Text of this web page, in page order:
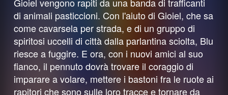
di animali pasticcioni. Con l'aiuto di Gioiel, che sa
come cavarsela per strada, e di un gruppo di
spiritosi uccelli di città dalla parlantina sciolta, Blu
riesce a fuggire. E ora, con i nuovi amici al suo
fianco, il pennuto dovrà trovare il coraggio di
imparare a volare, mettere i bastoni fra le ruote ai
rapitori che sono sulle loro tracce e tornare da